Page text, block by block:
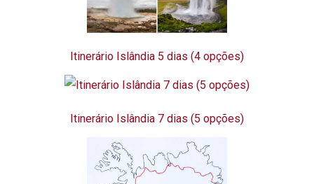
Itinerário Islândia 5 dias (4 opções)
Itinerário Islândia 7 dias (5 opções)